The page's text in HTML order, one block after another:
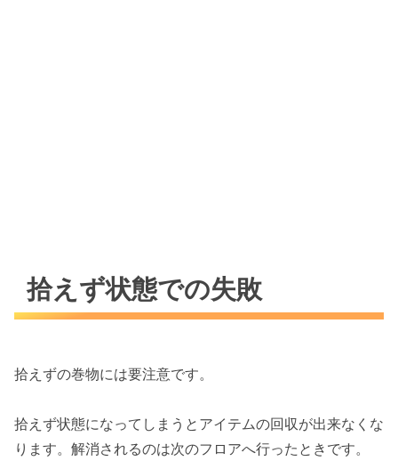
拾えず状態での失敗
拾えずの巻物には要注意です。
拾えず状態になってしまうとアイテムの回収が出来なくな
ります。解消されるのは次のフロアへ行ったときです。